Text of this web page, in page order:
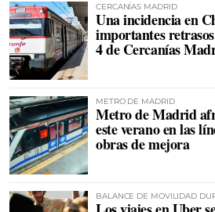
CERCANÍAS MADRID
Una incidencia en
importantes
4 de Cercanías
METRO DE MADRID
Metro de Madrid
este verano en las
obras de mejora
BALANCE DE MOVILIDAD
FESTIVALES